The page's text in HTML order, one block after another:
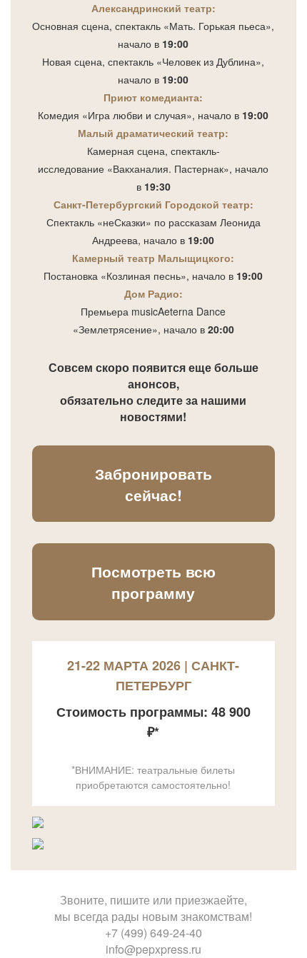
Александринский театр:
Основная сцена, спектакль «Мать. Горькая пьеса»,
начало в 19:00
Новая сцена, спектакль «Человек из Дублина»,
начало в 19:00
Приют комедианта:
Комедия «Игра любви и случая», начало в 19:00
Малый драматический театр:
Камерная сцена, спектакль-
исследование «Вакханалия. Пастернак», начало
в 19:30
Санкт-Петербургский Городской театр:
Спектакль «неСказки» по рассказам Леонида
Андреева, начало в 19:00
Камерный театр Малыщицкого:
Постановка «Козлиная песнь», начало в 19:00
Дом Радио:
Премьера musicAeterna Dance
«Землетрясение», начало в 20:00
Совсем скоро появится еще больше
анонсов,
обязательно следите за нашими
новостями!
Забронировать
сейчас!
Посмотреть всю
программу
21-22 МАРТА 2026 | САНКТ-
ПЕТЕРБУРГ
Стоимость программы: 48 900
₽*
*ВНИМАНИЕ: театральные билеты
приобретаются самостоятельно!
Звоните, пишите или приезжаейте,
мы всегда рады новым знакомствам!
+7 (499) 649-24-40
info@pepxpress.ru